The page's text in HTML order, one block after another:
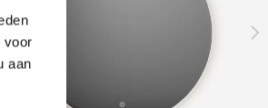
voor
aan